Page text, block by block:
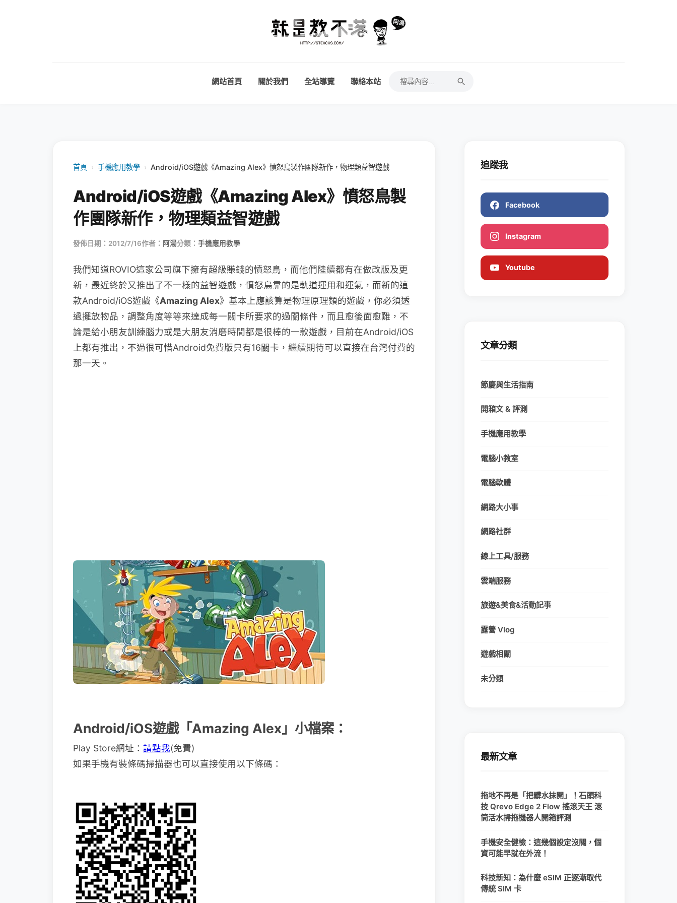
網站首頁 關於我們 全站導覽 聯絡本站
首頁 › 手機應用教學 › Android/iOS遊戲《Amazing Alex》憤怒鳥製作團隊新作，物理類益智遊戲
Android/iOS遊戲《Amazing Alex》憤怒鳥製
作團隊新作，物理類益智遊戲
發佈日期：2012/7/16作者： 阿湯分類： 手機應用教學
我們知道ROVIO這家公司旗下擁有超級賺錢的憤怒鳥，而他們陸續都有在做改版及更
新，最近終於又推出了不一樣的益智遊戲，憤怒鳥靠的是軌道運用和運氣，而新的這
款Android/iOS遊戲《Amazing Alex》基本上應該算是物理原理類的遊戲，你必須透
過擺放物品，調整角度等等來達成每一關卡所要求的過關條件，而且愈後面愈難，不
論是給小朋友訓練腦力或是大朋友消磨時間都是很棒的一款遊戲，目前在Android/iOS
上都有推出，不過很可惜Android免費版只有16關卡，繼續期待可以直接在台灣付費的
那一天。
Android/iOS遊戲「Amazing Alex」小檔案：
Play Store網址： 請點我(免費)
如果手機有裝條碼掃描器也可以直接使用以下條碼：
追蹤我
Facebook
Instagram
Youtube
文章分類
節慶與生活指南
開箱文 & 評測
手機應用教學
電腦小教室
電腦軟體
網路大小事
網路社群
線上工具/服務
雲端服務
旅遊&美食&活動記事
露營 Vlog
遊戲相關
未分類
最新文章
拖地不再是「把髒水抹開」！石頭科
技 Qrevo Edge 2 Flow 搖滾天王 滾
筒活水掃拖機器人開箱評測
手機安全健檢：這幾個設定沒關，個
資可能早就在外流！
科技新知：為什麼 eSIM 正逐漸取代
傳統 SIM 卡